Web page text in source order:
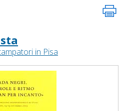
in Pisa